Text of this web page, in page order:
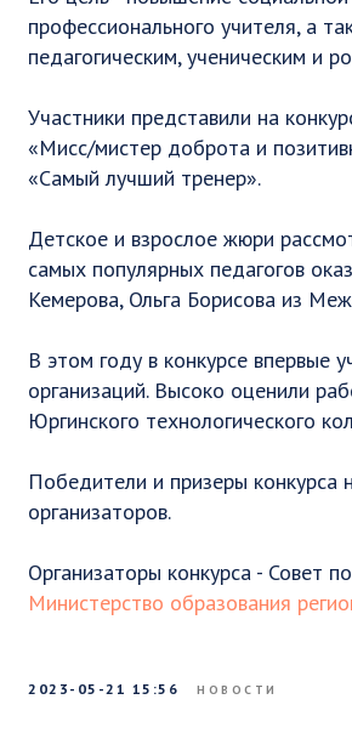
профессионального учителя, а
педагогическим, ученическим и
Участники представили на
«Мисс/мистер доброта и
«Самый лучший тренер».
Детское и взрослое жюри
самых популярных педагогов
Кемерова, Ольга Борисова из
В этом году в конкурсе впервые
организаций. Высоко оценили
Юргинского технологического
Победители и призеры
организаторов.
Организаторы конкурса - Совет
Министерство образования
2023-05-21 15:56 НОВОСТИ